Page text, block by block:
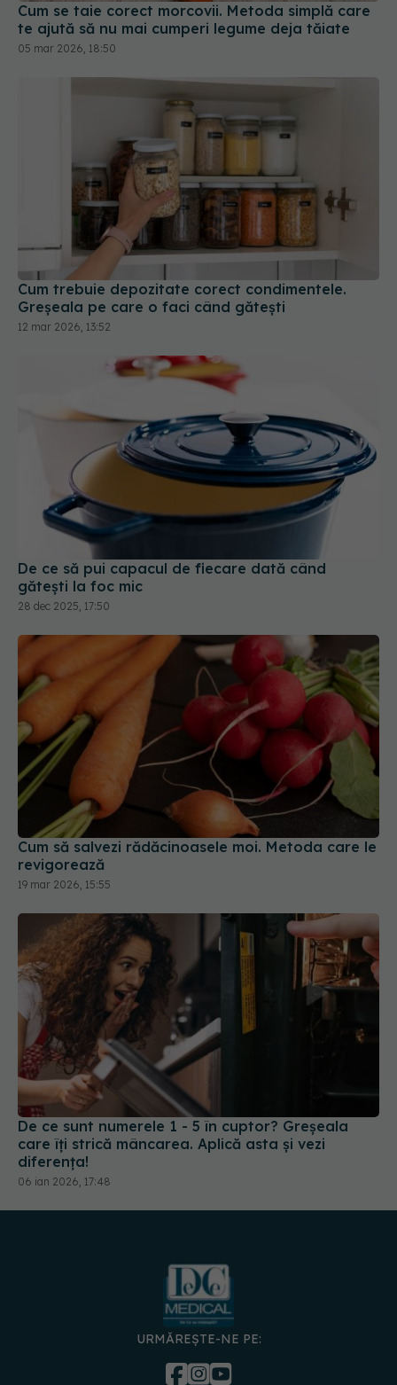
Cum se taie corect morcovii. Metoda simplă care
te ajută să nu mai cumperi legume deja tăiate
05 mar 2026, 18:50
Cum trebuie depozitate corect condimentele.
Greșeala pe care o faci când gătești
12 mar 2026, 13:52
De ce să pui capacul de fiecare dată când
gătești la foc mic
28 dec 2025, 17:50
Cum să salvezi rădăcinoasele moi. Metoda care le
revigorează
19 mar 2026, 15:55
De ce sunt numerele 1 - 5 în cuptor? Greșeala
care îți strică mâncarea. Aplică asta și vezi
diferența!
06 ian 2026, 17:48
URMĂREȘTE-NE PE: